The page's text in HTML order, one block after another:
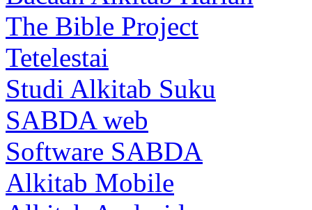
The Bible Project
Tetelestai
Studi Alkitab Suku
SABDA web
Software SABDA
Alkitab Mobile